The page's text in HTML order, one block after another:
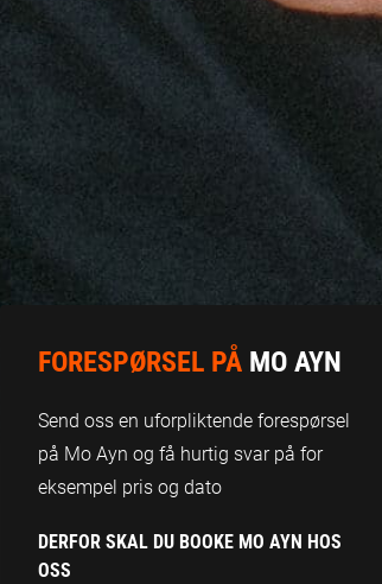
FORESPØRSEL PÅ MO AYN
Send oss en uforpliktende forespørsel
på Mo Ayn og få hurtig svar på for
eksempel pris og dato
DERFOR SKAL DU BOOKE MO AYN HOS
OSS